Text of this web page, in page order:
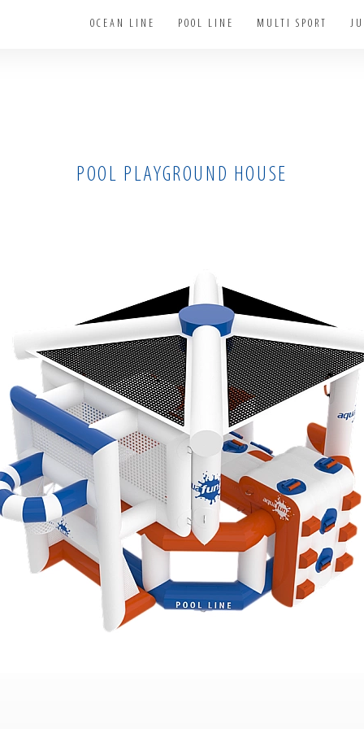
OCEAN LINE POOL LINE MULTI SPORT
POOL PLAYGROUND HOUSE
90×60 60cm
MJERE